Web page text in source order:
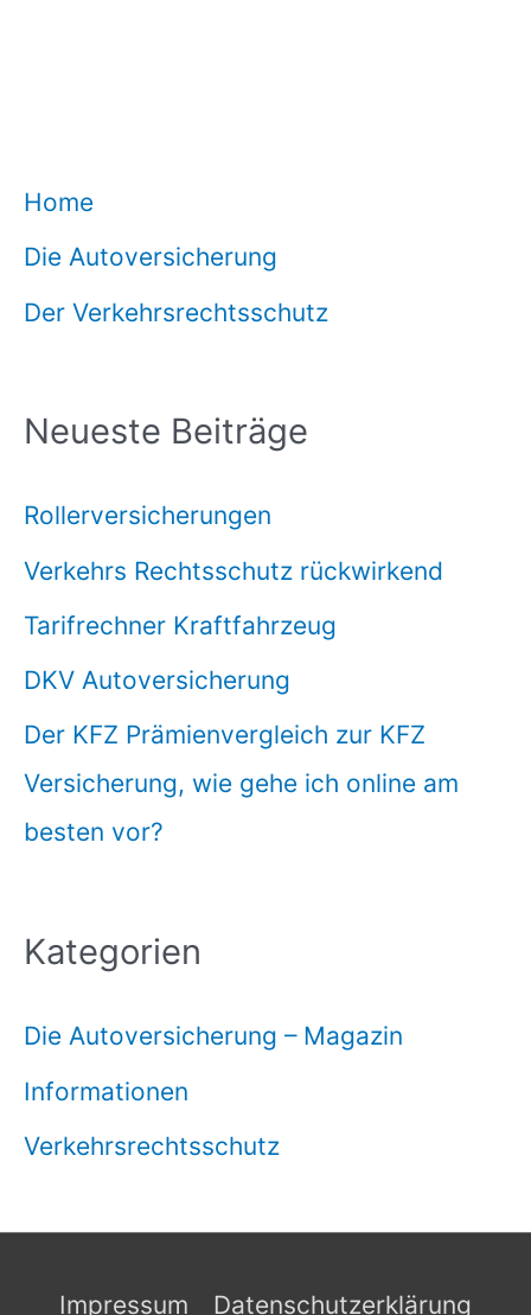
Home
Die Autoversicherung
Der Verkehrsrechtsschutz
Neueste Beiträge
Rollerversicherungen
Verkehrs Rechtsschutz rückwirkend
Tarifrechner Kraftfahrzeug
DKV Autoversicherung
Der KFZ Prämienvergleich zur KFZ
Versicherung, wie gehe ich online am
besten vor?
Kategorien
Die Autoversicherung – Magazin
Informationen
Verkehrsrechtsschutz
Impressum Datenschutzerklärung